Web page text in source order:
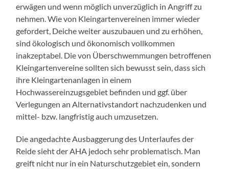
erwägen und wenn möglich unverzüglich in Angriff zu
nehmen. Wie von Kleingartenvereinen immer wieder
gefordert, Deiche weiter auszubauen und zu erhöhen,
sind ökologisch und ökonomisch vollkommen
inakzeptabel. Die von Überschwemmungen betroffenen
Kleingartenvereine sollten sich bewusst sein, dass sich
ihre Kleingartenanlagen in einem
Hochwassereinzugsgebiet befinden und ggf. über
Verlegungen an Alternativstandort nachzudenken und
mittel- bzw. langfristig auch umzusetzen.
Die angedachte Ausbaggerung des Unterlaufes der
Reide sieht der AHA jedoch sehr problematisch. Man
greift nicht nur in ein Naturschutzgebiet ein, sondern